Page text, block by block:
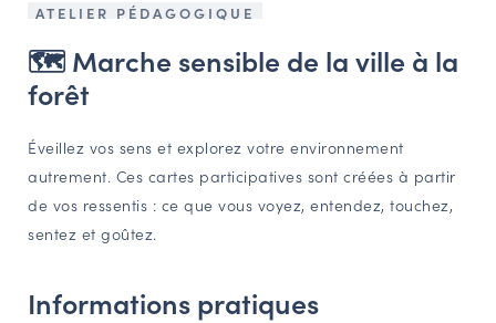
Espace acteurs
NAVIGATION FILTRÉE « ACTEURS »
PORTAIL CULTURE
Comité d'Histoire Régionale
Service Inventaire et Patrimoines de la Région Grand Est
ATELIER PÉDAGOGIQUE
🗺️ Marche sensible de la ville à la
forêt
Éveillez vos sens et explorez votre environnement
autrement. Ces cartes participatives sont créées à partir
de vos ressentis : ce que vous voyez, entendez, touchez,
sentez et goûtez.
Informations pratiques